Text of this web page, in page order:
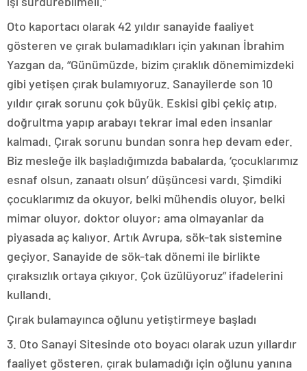
Oto kaportacı olarak 42 yıldır sanayide faaliyet
gösteren ve çırak bulamadıkları için yakınan İbrahim
Yazgan da, “Günümüzde, bizim çıraklık dönemimizdeki
gibi yetişen çırak bulamıyoruz. Sanayilerde son 10
yıldır çırak sorunu çok büyük. Eskisi gibi çekiç atıp,
doğrultma yapıp arabayı tekrar imal eden insanlar
kalmadı. Çırak sorunu bundan sonra hep devam eder.
Biz mesleğe ilk başladığımızda babalarda, ‘çocuklarımız
esnaf olsun, zanaatı olsun’ düşüncesi vardı. Şimdiki
çocuklarımız da okuyor, belki mühendis oluyor, belki
mimar oluyor, doktor oluyor; ama olmayanlar da
piyasada aç kalıyor. Artık Avrupa, sök-tak sistemine
geçiyor. Sanayide de sök-tak dönemi ile birlikte
çıraksızlık ortaya çıkıyor. Çok üzülüyoruz” ifadelerini
kullandı.
Çırak bulamayınca oğlunu yetiştirmeye başladı
3. Oto Sanayi Sitesinde oto boyacı olarak uzun yıllardır
faaliyet gösteren, çırak bulamadığı için oğlunu yanına